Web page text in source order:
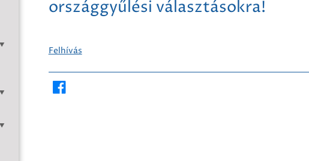
országgyűlési választásokra!
Felhívás